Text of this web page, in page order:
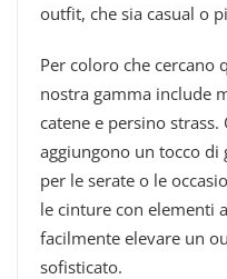
outfit, che sia casual o
Per coloro che cercano
nostra gamma include
catene e persino strass.
aggiungono un tocco
per le serate o le
le cinture con elementi
facilmente elevare un
sofisticato.